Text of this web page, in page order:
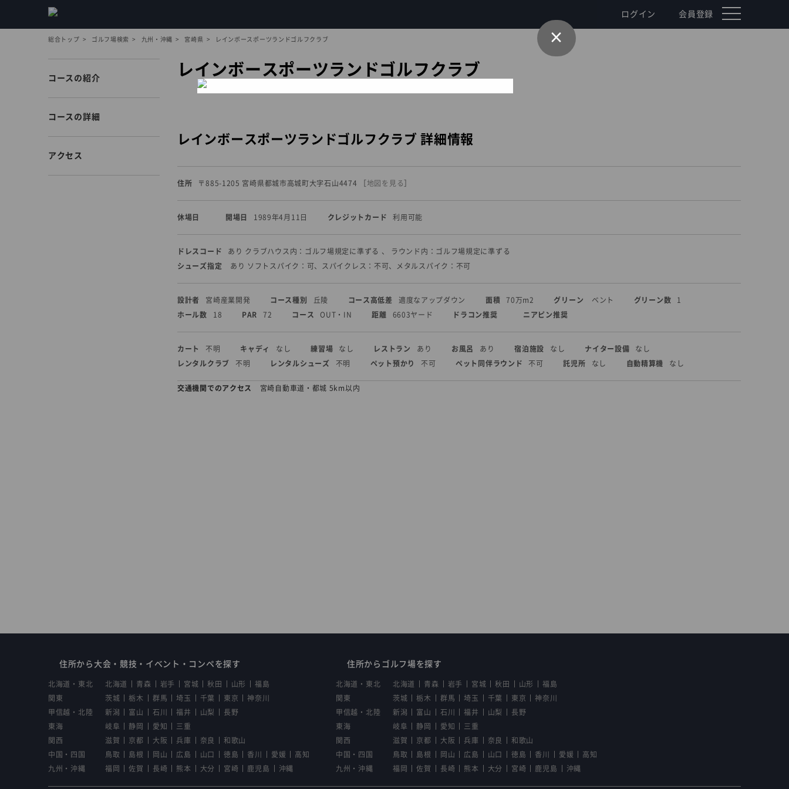
ログイン 会員登録
toggle
×
総合トップ ゴルフ場検索 九州・沖縄 宮崎県 レインボースポーツランドゴルフクラブ
レインボースポーツランドゴルフクラブ
レインボースポーツランドゴルフクラブ 詳細情報
住所 〒885-1205 宮崎県都城市高城町大字石山4474 地図を見る
休場日 開場日 1989年4月11日 クレジットカード 利用可能
ドレスコード あり クラブハウス内：ゴルフ場規定に準ずる 、 ラウンド内：ゴルフ場規定に準ずる
シューズ指定 あり ソフトスパイク：可、スパイクレス：不可、メタルスパイク：不可
設計者 宮崎産業開発 コース種別 丘陵 コース高低差 適度なアップダウン 面積 70万m2 グリーン ベント グリーン数 1
ホール数 18 PAR 72 コース OUT・IN 距離 6603ヤード ドラコン推奨 ニアピン推奨
カート 不明 キャディ なし 練習場 なし レストラン あり お風呂 あり 宿泊施設 なし ナイター設備 なし
レンタルクラブ 不明 レンタルシューズ 不明 ペット預かり 不可 ペット同伴ラウンド 不可 託児所 なし 自動精算機 なし
交通機関でのアクセス 宮崎自動車道・都城 5km以内
コースの紹介
コースの詳細
アクセス
住所から大会・競技・イベント・コンペを探す
北海道・東北 北海道 青森 岩手 宮城 秋田 山形
福島
関東
茨城 栃木 群馬 埼玉 千葉 東京
神奈川
甲信越・北陸
新潟 富山 石川 福井 山梨
長野
東海
岐阜 静岡 愛知
三重
関西
滋賀 京都 大阪 兵庫 奈良
和歌山
中国・四国
鳥取 島根 岡山 広島 山口 徳島 香川 愛媛
高知
九州・沖縄
福岡 佐賀 長崎 熊本 大分 宮崎 鹿児島 沖縄
住所からゴルフ場を探す
北海道・東北 北海道 青森 岩手 宮城 秋田 山形
福島
関東
茨城 栃木 群馬 埼玉 千葉 東京
神奈川
甲信越・北陸
新潟 富山 石川 福井 山梨
長野
東海
岐阜 静岡 愛知
三重
関西
滋賀 京都 大阪 兵庫 奈良
和歌山
中国・四国
鳥取 島根 岡山 広島 山口 徳島 香川 愛媛
高知
九州・沖縄
福岡 佐賀 長崎 熊本 大分 宮崎 鹿児島 沖縄